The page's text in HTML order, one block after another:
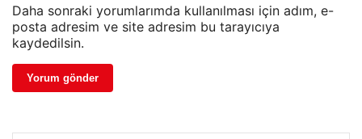
Daha sonraki yorumlarımda kullanılması için adım, e-
posta adresim ve site adresim bu tarayıcıya
kaydedilsin.